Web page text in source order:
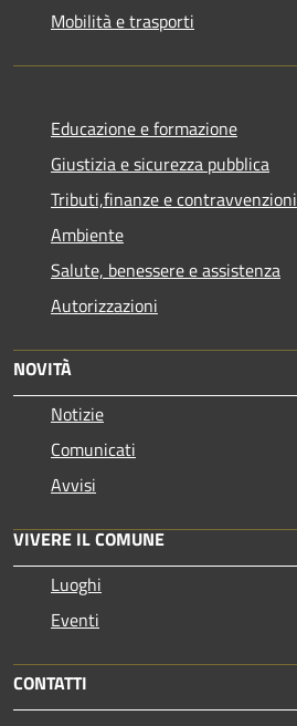
Mobilità e trasporti
Educazione e formazione
Giustizia e sicurezza pubblica
Tributi,finanze e contravvenzioni
Ambiente
Salute, benessere e assistenza
Autorizzazioni
NOVITÀ
Notizie
Comunicati
Avvisi
VIVERE IL COMUNE
Luoghi
Eventi
CONTATTI